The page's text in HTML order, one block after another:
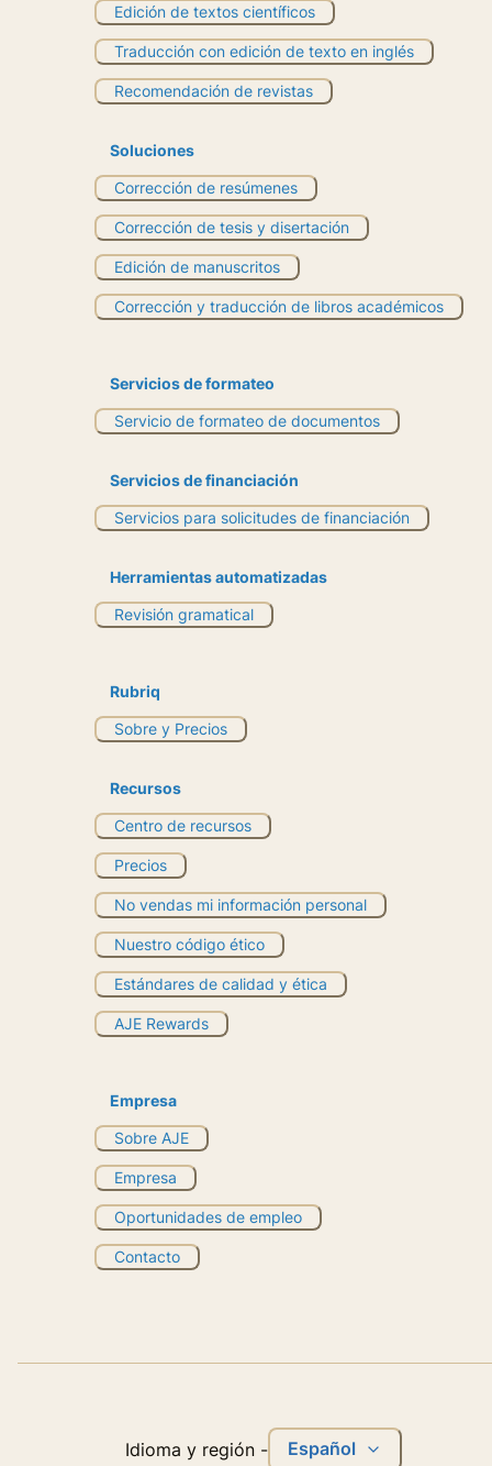
Edición de textos científicos
Traducción con edición de texto en inglés
Recomendación de revistas
Soluciones
Corrección de resúmenes
Corrección de tesis y disertación
Edición de manuscritos
Corrección y traducción de libros académicos
Servicios de formateo
Servicio de formateo de documentos
Servicios de financiación
Servicios para solicitudes de financiación
Herramientas automatizadas
Revisión gramatical
Rubriq
Sobre y Precios
Recursos
Centro de recursos
Precios
No vendas mi información personal
Nuestro código ético
Estándares de calidad y ética
AJE Rewards
Empresa
Sobre AJE
Empresa
Oportunidades de empleo
Contacto
Idioma y región - Español